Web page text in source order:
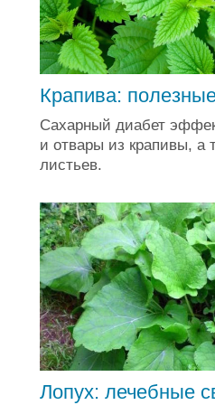
Крапива:
Сахарный диабет
и отвары из крапивы, а
листьев.
Лопух: лечебные